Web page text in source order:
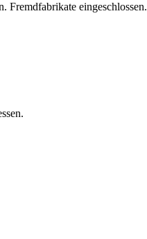
Fremdfabrikate eingeschlossen.